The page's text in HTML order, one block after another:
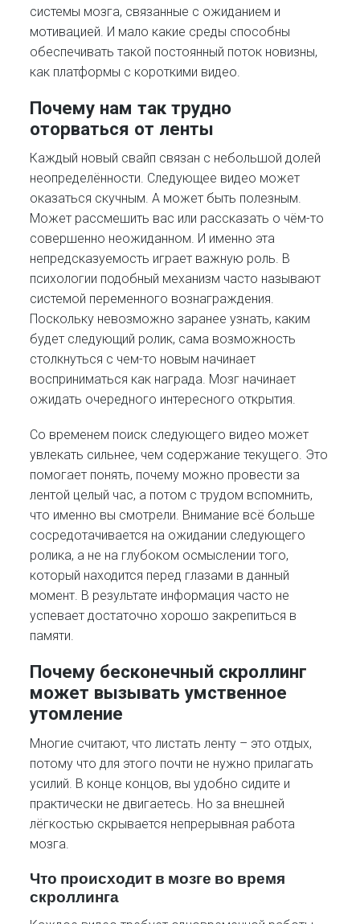
системы мозга, связанные с ожиданием и
мотивацией. И мало какие среды способны
обеспечивать такой постоянный поток новизны,
как платформы с короткими видео.
Почему нам так трудно
оторваться от ленты
Каждый новый свайп связан с небольшой долей
неопределённости. Следующее видео может
оказаться скучным. А может быть полезным.
Может рассмешить вас или рассказать о чём-то
совершенно неожиданном. И именно эта
непредсказуемость играет важную роль. В
психологии подобный механизм часто называют
системой переменного вознаграждения.
Поскольку невозможно заранее узнать, каким
будет следующий ролик, сама возможность
столкнуться с чем-то новым начинает
восприниматься как награда. Мозг начинает
ожидать очередного интересного открытия.
Со временем поиск следующего видео может
увлекать сильнее, чем содержание текущего. Это
помогает понять, почему можно провести за
лентой целый час, а потом с трудом вспомнить,
что именно вы смотрели. Внимание всё больше
сосредотачивается на ожидании следующего
ролика, а не на глубоком осмыслении того,
который находится перед глазами в данный
момент. В результате информация часто не
успевает достаточно хорошо закрепиться в
памяти.
Почему бесконечный скроллинг
может вызывать умственное
утомление
Многие считают, что листать ленту – это отдых,
потому что для этого почти не нужно прилагать
усилий. В конце концов, вы удобно сидите и
практически не двигаетесь. Но за внешней
лёгкостью скрывается непрерывная работа
мозга.
Что происходит в мозге во время
скроллинга